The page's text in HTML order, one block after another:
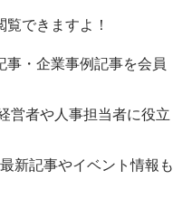
できますよ！
事・企業事例記事を会員
営者や人事担当者に役立
新記事やイベント情報も